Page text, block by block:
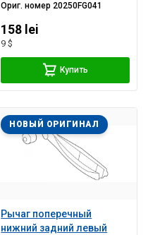
Ориг. номер 20250FG041
158 lei
9 $
Купить
Рычаг поперечный
нижний задний левый
НОВЫЙ ОРИГИНАЛ